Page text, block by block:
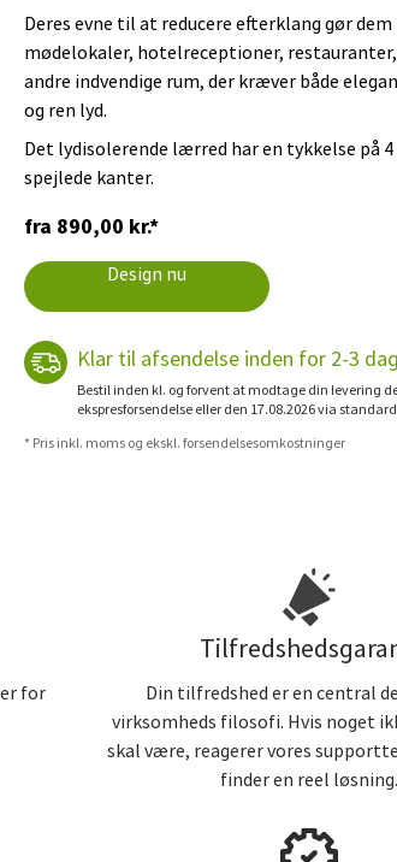
Deres evne til at reducere efterklang gør
mødelokaler, hotelreceptioner,
andre indvendige rum, der kræver både
og ren lyd.
Det lydisolerende lærred har en tykkelse på 4
spejlede kanter.
fra 890,00 kr.*
Design nu
Klar til afsendelse inden for 2-3
Bestil inden kl. og forvent at modtage din levering
ekspresforsendelse eller den 17.08.2026 via
* Pris inkl. moms og ekskl. forsendelsesomkostninger
for
Din tilfredshed er en central
virksomheds filosofi. Hvis noget
skal være, reagerer vores
finder en reel løsning.